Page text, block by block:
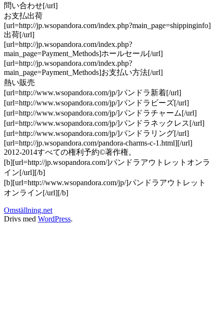
問い合わせ[/url]
お支払出荷
[url=http://jp.wsopandora.com/index.php?main_page=shippinginfo]
出荷[/url]
[url=http://jp.wsopandora.com/index.php?
main_page=Payment_Methods]ホールセール[/url]
[url=http://jp.wsopandora.com/index.php?
main_page=Payment_Methods]お支払い方法[/url]
熱い販売
[url=http://www.wsopandora.com/jp/]パンドラ新着[/url]
[url=http://www.wsopandora.com/jp/]パンドラビーズ[/url]
[url=http://www.wsopandora.com/jp/]パンドラチャーム[/url]
[url=http://www.wsopandora.com/jp/]パンドラネックレス[/url]
[url=http://www.wsopandora.com/jp/]パンドラリング[/url]
[url=http://jp.wsopandora.com/pandora-charms-c-1.html][/url]
2012-2014すべての権利予約©著作権。
[b][url=http://jp.wsopandora.com/]パンドラアウトレットオンラ
イン[/url][/b]
[b][url=http://www.wsopandora.com/jp/]パンドラアウトレット
オンライン[/url][/b]
Omställning.net
Drivs med WordPress.